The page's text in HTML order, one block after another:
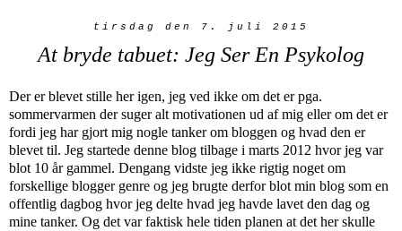
tirsdag den 7. juli 2015
At bryde tabuet: Jeg Ser En Psykolog
Der er blevet stille her igen, jeg ved ikke om det er pga.
sommervarmen der suger alt motivationen ud af mig eller om det er
fordi jeg har gjort mig nogle tanker om bloggen og hvad den er
blevet til. Jeg startede denne blog tilbage i marts 2012 hvor jeg var
blot 10 år gammel. Dengang vidste jeg ikke rigtig noget om
forskellige blogger genre og jeg brugte derfor blot min blog som en
offentlig dagbog hvor jeg delte hvad jeg havde lavet den dag og
mine tanker. Og det var faktisk hele tiden planen at det her skulle